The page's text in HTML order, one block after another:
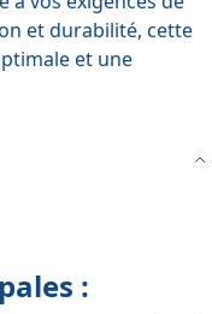
et durabilité, cette
et une
: